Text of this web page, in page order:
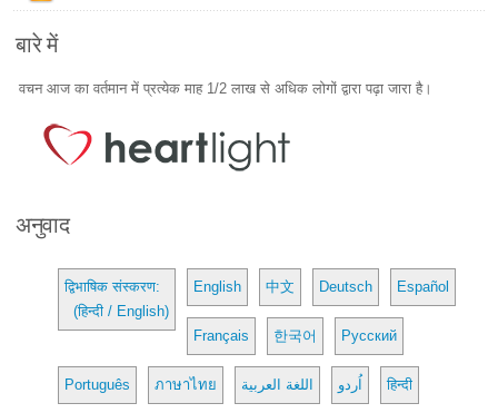
बारे में
वचन आज का वर्तमान में प्रत्येक माह 1/2 लाख से अधिक लोगों द्वारा पढ़ा जारा है।
अनुवाद
द्विभाषिक संस्करण:
(हिन्दी / English)
English 中文 Deutsch Español
Français 한국어 Русский
Português ภาษาไทย اللغة العربية اُردو हिन्दी